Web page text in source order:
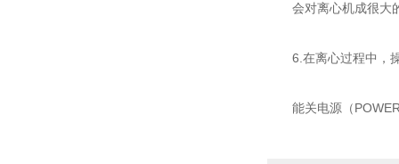
会对离心机成很大的
6.在离心过程中，操
能关电源（POWER